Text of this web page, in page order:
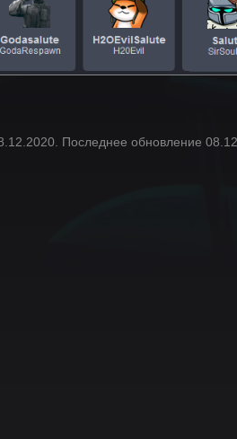
Последнее обновление